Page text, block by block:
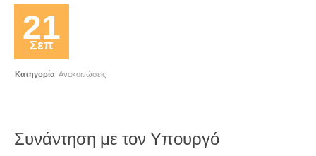
21
Σεπ
Κατηγορία Ανακοινώσεις
Συνάντηση με τον Υπουργό